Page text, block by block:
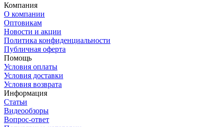
Компания
О компании
Оптовикам
Новости и акции
Политика конфиденциальности
Публичная оферта
Помощь
Условия оплаты
Условия доставки
Условия возврата
Информация
Статьи
Видеообзоры
Вопрос-ответ